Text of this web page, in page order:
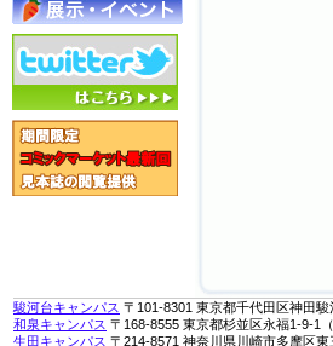
駿河台キャンパス 〒101-8301 東京都千代田区神田
和泉キャンパス 〒168-8555 東京都杉並区永福1-9-1
生田キャンパス 〒214-8571 神奈川県川崎市多摩区